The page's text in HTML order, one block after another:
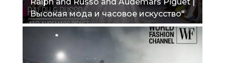
Высокая мода и часовое искусство"